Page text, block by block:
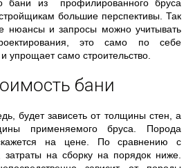
бани из профилированного бруса
большие перспективы. Так
нюансы и запросы можно учитывать
это само по себе
упрощает само строительство.
бани
будет зависеть от толщины стен, а
применяемого бруса. Порода
на цене. По сравнению с
на сборку на порядок ниже.